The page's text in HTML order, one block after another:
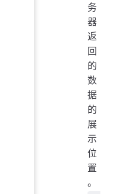
务
器
返
回
的
数
据
的
展
示
位
置
。